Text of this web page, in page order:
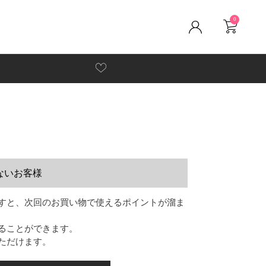
0
いお客様
と、次回のお買い物で使えるポイントが溜ま
ことができます。
だけます。